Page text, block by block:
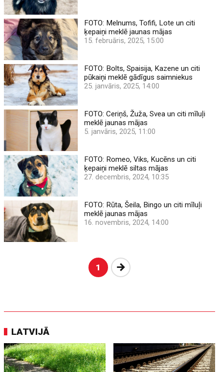
FOTO: Melnums, Tofifi, Lote un citi
ķepaiņi meklē jaunas mājas
15. februāris, 2025, 15:00
FOTO: Bolts, Spaisija, Kazene un citi
pūkaiņi meklē gādīgus saimniekus
25. janvāris, 2025, 14:00
FOTO: Ceriņš, Žuža, Svea un citi mīluļi
meklē jaunas mājas
5. janvāris, 2025, 11:00
FOTO: Romeo, Viks, Kucēns un citi
ķepaiņi meklē siltas mājas
27. decembris, 2024, 10:35
FOTO: Rūta, Šeila, Bingo un citi mīluļi
meklē jaunas mājas
16. novembris, 2024, 14:00
1 Nākošā
LATVIJĀ